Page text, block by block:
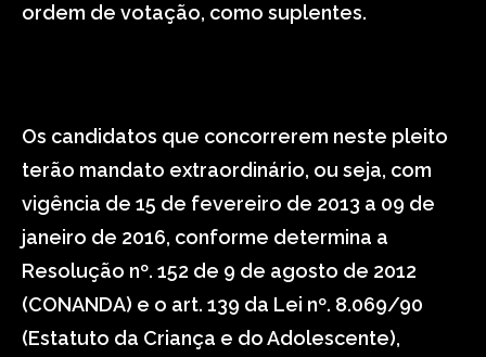
ordem de votação, como suplentes.
Os candidatos que concorrerem neste pleito
terão mandato extraordinário, ou seja, com
vigência de 15 de fevereiro de 2013 a 09 de
janeiro de 2016, conforme determina a
Resolução nº. 152 de 9 de agosto de 2012
(CONANDA) e o art. 139 da Lei nº. 8.069/90
(Estatuto da Criança e do Adolescente),